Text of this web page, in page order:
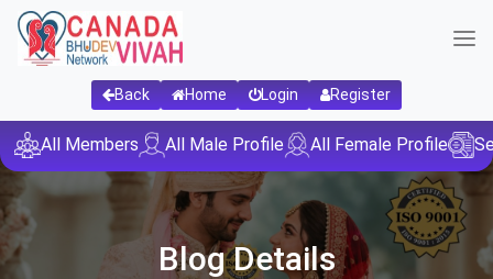
Back Home Login Register
All Members All Male Profile All Female Profile
Blog Details